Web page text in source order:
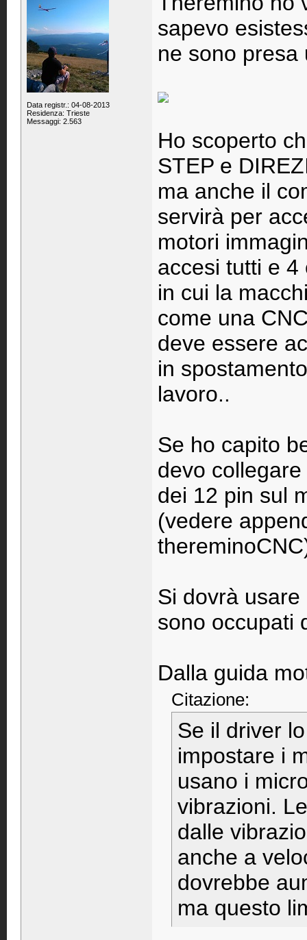
Data registr.: 04-08-2013
Residenza: Trieste
Messaggi: 2.563
sapevo
ne sono presa
Ho scoperto
STEP e
ma anche il
servirà per
motori
accesi tutti e
in cui la
come una
deve essere
in
lavoro..
Se ho capito
devo
dei 12 pin sul
(vedere
Si dovrà
sono occupati
Dalla guida
Citazione:
Se il driver
impostare i
usano i
vibrazioni.
dalle
anche a
dovrebbe
ma questo